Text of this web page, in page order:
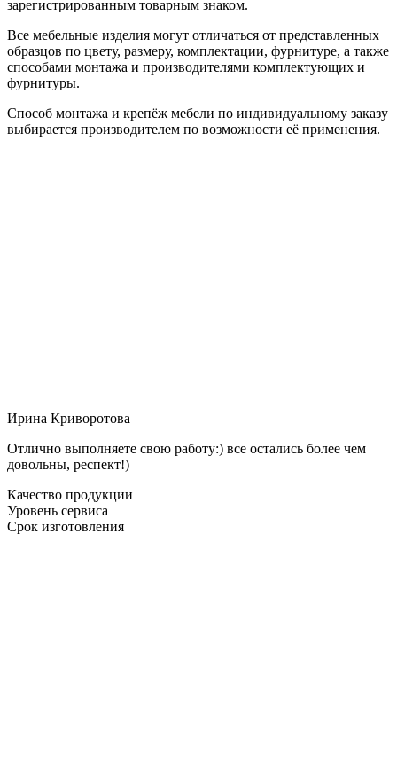
зарегистрированным товарным знаком.
Все мебельные изделия могут отличаться от представленных
образцов по цвету, размеру, комплектации, фурнитуре, а также
способами монтажа и производителями комплектующих и
фурнитуры.
Способ монтажа и крепёж мебели по индивидуальному заказу
выбирается производителем по возможности её применения.
Ирина Криворотова
Отлично выполняете свою работу:) все остались более чем
довольны, респект!)
Качество продукции
Уровень сервиса
Срок изготовления